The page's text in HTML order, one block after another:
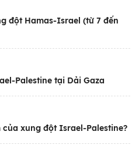
vệ Israel ngay sau đó
trong “tình trạng chiến
hiện nhiều hoạt động
Phong trào Hồi giáo
hoàn toàn vùng lãnh
năng lượng. Hơn 2,3
đột Hamas-Israel (từ 7 đến
Palestine tại Dải Gaza
của xung đột Israel-Palestine?